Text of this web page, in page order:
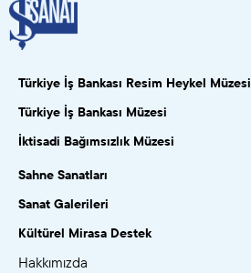
Türkiye İş Bankası Resim Heykel Müzesi
Türkiye İş Bankası Müzesi
İktisadi Bağımsızlık Müzesi
Sahne Sanatları
Sanat Galerileri
Kültürel Mirasa Destek
Hakkımızda